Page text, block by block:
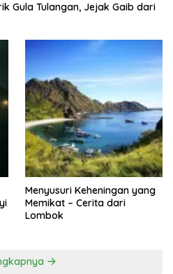
Gula Tulangan, Jejak Gaib dari
Menyusuri Keheningan yang
Memikat – Cerita dari
Lombok